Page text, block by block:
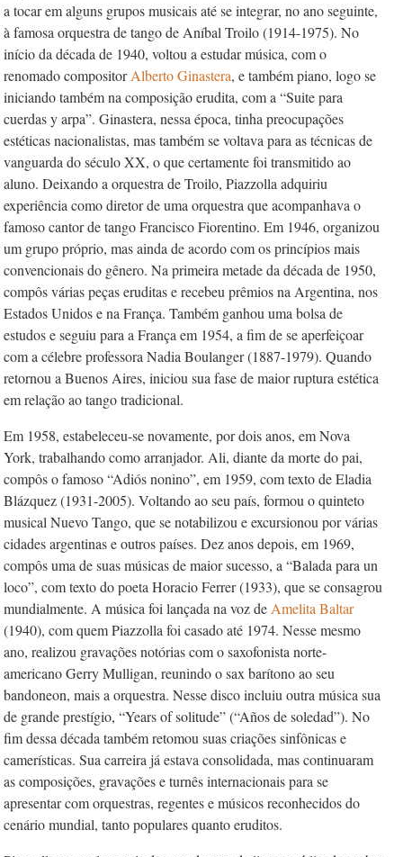
a tocar em alguns grupos musicais até se integrar, no ano seguinte,
à famosa orquestra de tango de Aníbal Troilo (1914-1975). No
início da década de 1940, voltou a estudar música, com o
renomado compositorAlberto Ginastera, e também piano, logo se
iniciando também na composição erudita, com a “Suite para
cuerdas y arpa”. Ginastera, nessa época, tinha preocupações
estéticas nacionalistas, mas também se voltava para as técnicas de
vanguarda do século XX, o que certamente foi transmitido ao
aluno. Deixando a orquestra de Troilo, Piazzolla adquiriu
experiência como diretor de uma orquestra que acompanhava o
famoso cantor de tango Francisco Fiorentino. Em 1946, organizou
um grupo próprio, mas ainda de acordo com os princípios mais
convencionais do gênero. Na primeira metade da década de 1950,
compôs várias peças eruditas e recebeu prêmios na Argentina, nos
Estados Unidos e na França. Também ganhou uma bolsa de
estudos e seguiu para a França em 1954, a fim de se aperfeiçoar
com a célebre professora Nadia Boulanger (1887-1979). Quando
retornou a Buenos Aires, iniciou sua fase de maior ruptura estética
em relação ao tango tradicional.
Em 1958, estabeleceu-se novamente, por dois anos, em Nova
York, trabalhando como arranjador. Ali, diante da morte do pai,
compôs o famoso “Adiós nonino”, em 1959, com texto de Eladia
Blázquez (1931-2005). Voltando ao seu país, formou o quinteto
musical Nuevo Tango, que se notabilizou e excursionou por várias
cidades argentinas e outros países. Dez anos depois, em 1969,
compôs uma de suas músicas de maior sucesso, a “Balada para un
loco”, com texto do poeta Horacio Ferrer (1933), que se consagrou
mundialmente. A música foi lançada na voz de Amelita Baltar
(1940), com quem Piazzolla foi casado até 1974. Nesse mesmo
ano, realizou gravações notórias com o saxofonista norte-
americano Gerry­ Mulligan, reunindo o sax barítono ao seu
bandoneon, mais a orquestra. Nesse disco incluiu outra música sua
de grande prestígio, “Years of solitude” (“Años de soledad”). No
fim dessa década também retomou suas criações sinfônicas e
camerísticas. Sua carreira já estava consolidada, mas continuaram
as composições, gravações e turnês internacionais para se
apresentar com orquestras, regentes e músicos reconhecidos do
cenário mundial, tanto populares quanto eruditos.